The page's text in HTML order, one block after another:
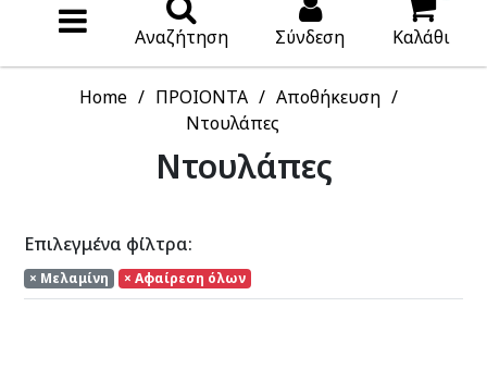
Αναζήτηση Σύνδεση Καλάθι
Home ΠΡΟΙΟΝΤΑ
Αποθήκευση
Ντουλάπες
Ντουλάπες
Επιλεγμένα φίλτρα:
× Μελαμίνη × Αφαίρεση όλων